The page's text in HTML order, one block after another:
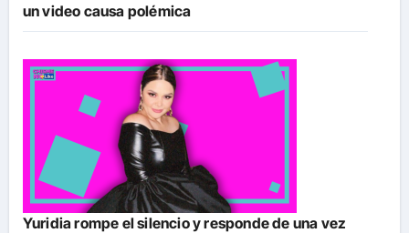
un video causa polémica
Yuridia rompe el silencio y responde de una vez